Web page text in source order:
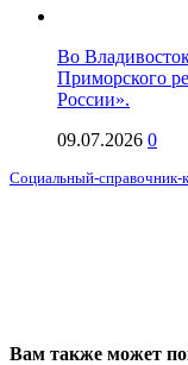
Во
Приморского
России».
09.07.2026 0
Социальный-справочник-
Вам также может